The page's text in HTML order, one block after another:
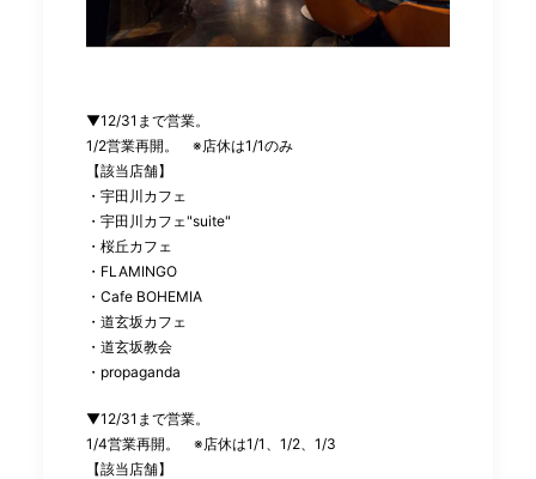
▼12/31 まで営業。
1/2営業再開。 ※店休は1/1のみ
【該当店舗】
・宇田川カフェ
・宇田川カフェ"suite"
・桜丘カフェ
・ FLAMINGO
・ Cafe BOHEMIA
・道玄坂カフェ
・道玄坂教会
・ propaganda
▼12/31 まで営業。
1/4営業再開。 ※店休は1/1 、 1/2、 1/3
【該当店舗】